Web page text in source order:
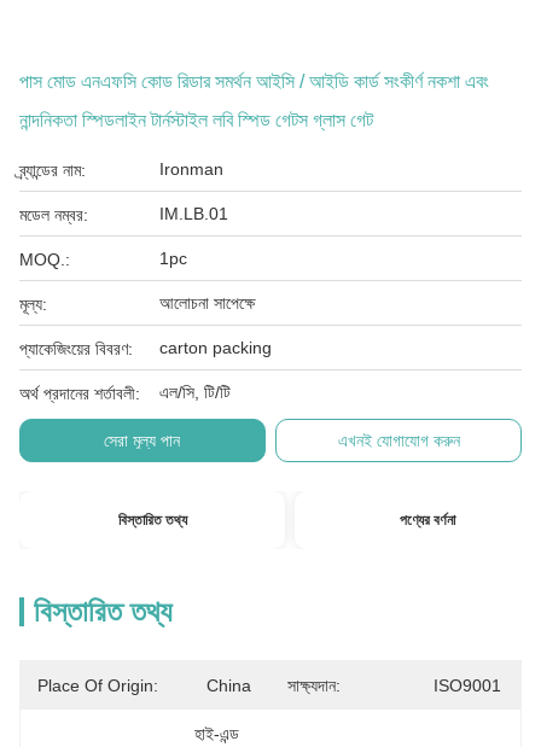
পাস মোড এনএফসি কোড রিডার সমর্থন আইসি / আইডি কার্ড সংকীর্ণ নকশা এবং
নান্দনিকতা স্পিডলাইন টার্নস্টাইল লবি স্পিড গেটস গ্লাস গেট
ব্র্যান্ডের নাম: Ironman
মডেল নম্বর: IM.LB.01
MOQ.: 1pc
মূল্য: আলোচনা সাপেক্ষে
প্যাকেজিংয়ের বিবরণ: carton packing
অর্থ প্রদানের শর্তাবলী: এল/সি, টি/টি
সেরা মূল্য পান এখনই যোগাযোগ করুন
বিস্তারিত তথ্য পণ্যের বর্ণনা
বিস্তারিত তথ্য
Place Of Origin: China সাক্ষ্যদান: ISO9001
হাই-এন্ড